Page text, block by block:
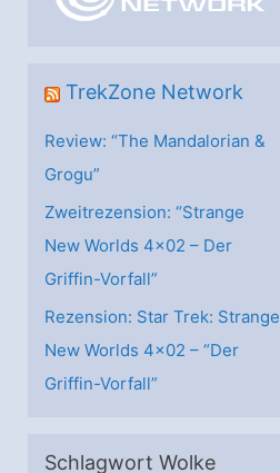
e TrekZone Network
Review: “The Mandalorian &
Grogu”
Zweitrezension: “Strange
New Worlds 4×02 – Der
Griffin-Vorfall”
Rezension: Star Trek: Strange
New Worlds 4×02 – “Der
Griffin-Vorfall”
Schlagwort Wolke